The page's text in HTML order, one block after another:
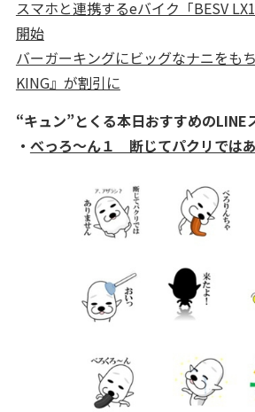
スマホと連携するeバイク「BESV
開始
バーガーキングにビッグなナニをも
KING』が割引に
“キュン”とくる本日おすすめのLINE
・ べっろ～ん１ 断じてパクリでは